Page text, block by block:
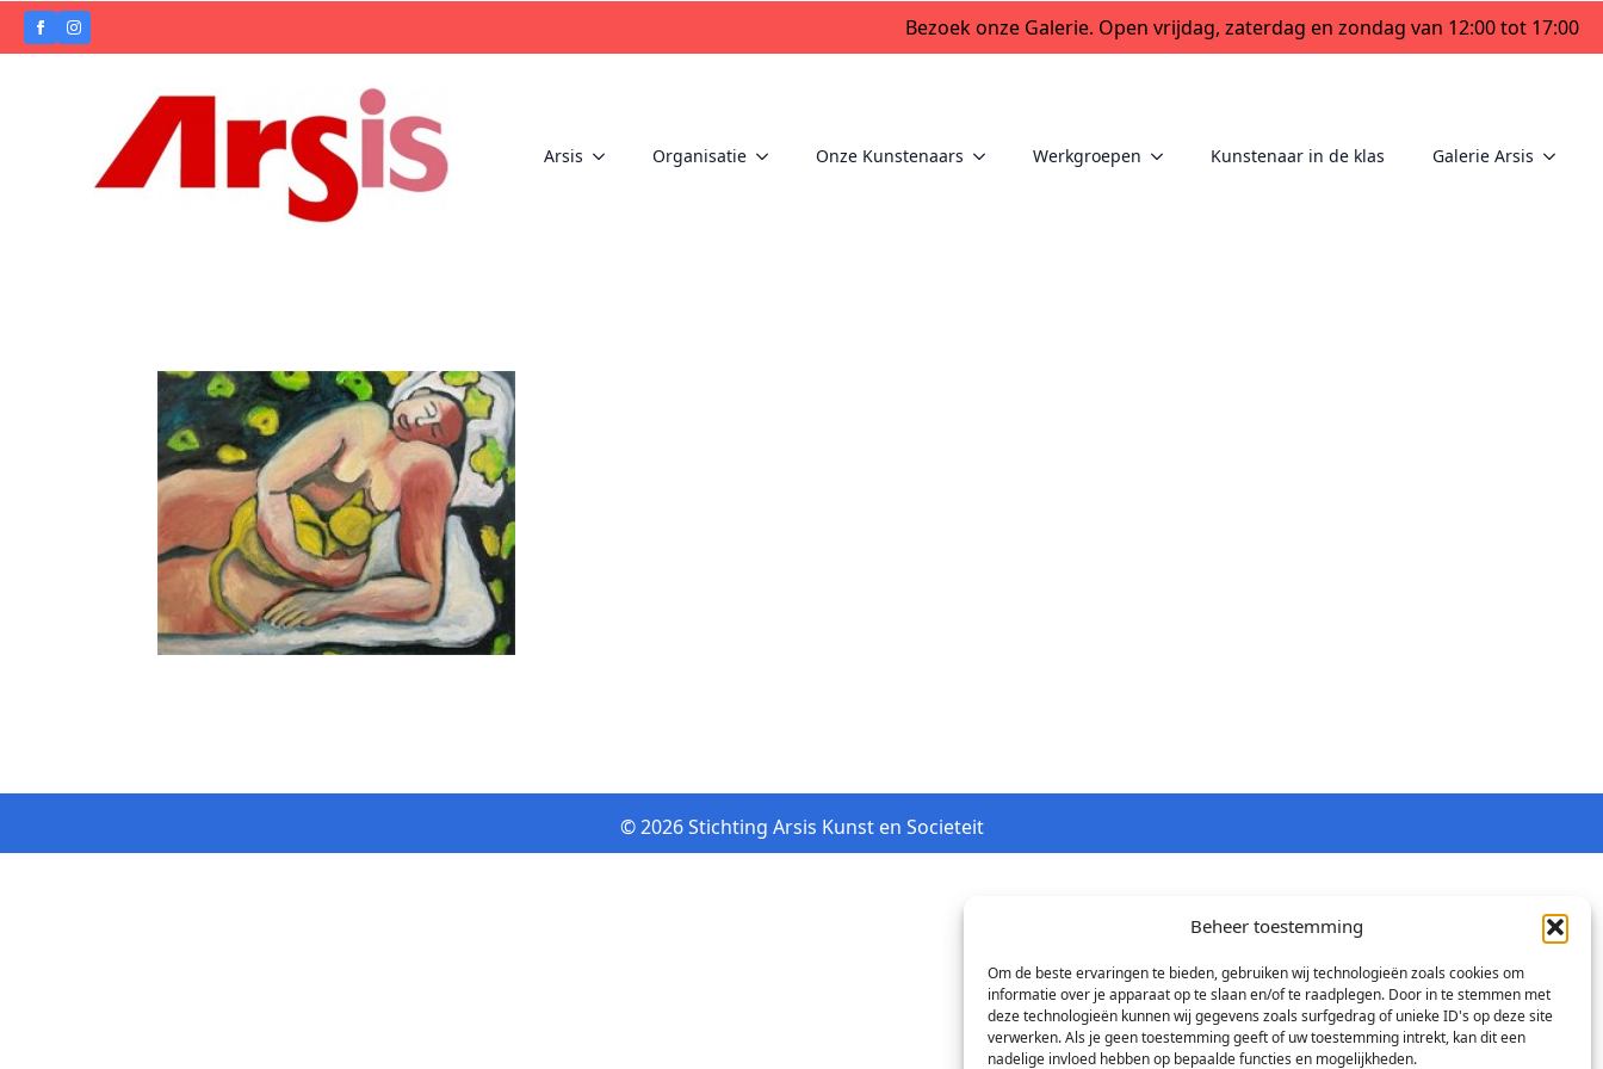
Beheer toestemming
Om de beste ervaringen te bieden, gebruiken wij technologieën zoals cookies om
informatie over je apparaat op te slaan en/of te raadplegen. Door in te stemmen met
deze technologieën kunnen wij gegevens zoals surfgedrag of unieke ID's op deze site
verwerken. Als je geen toestemming geeft of uw toestemming intrekt, kan dit een
nadelige invloed hebben op bepaalde functies en mogelijkheden.
Bezoek onze Galerie. Open vrijdag, zaterdag en zondag van 12:00 tot 17:00
Arsis Organisatie Onze Kunstenaars Werkgroepen Kunstenaar in de klas Galerie Arsis
© 2026 Stichting Arsis Kunst en Societeit